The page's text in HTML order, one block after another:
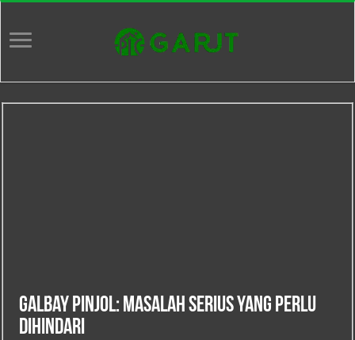
Galbay Pinjol: Masalah Serius yang Perlu
Dihindari